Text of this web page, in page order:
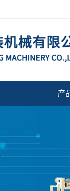
产
塑料